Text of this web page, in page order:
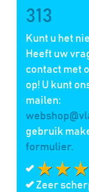
313
Kunt u het
Heeft uw
contact met
op! U kunt
mailen:
gebruik
formulier.
Zeer